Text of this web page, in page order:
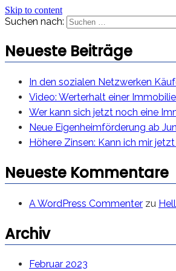
Skip to content
Suchen nach:
Neueste Beiträge
In den sozialen Netzwerken
Video: Werterhalt einer
Wer kann sich jetzt noch eine
Neue Eigenheimförderung ab
Höhere Zinsen: Kann ich mir
Neueste Kommentare
A WordPress Commenter zu
Archiv
Februar 2023